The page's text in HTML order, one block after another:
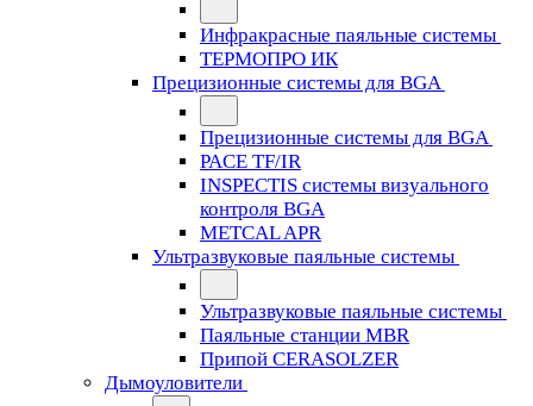
Инфракрасные паяльные системы
ТЕРМОПРО ИК
Прецизионные системы для BGA
Прецизионные системы для BGA
PACE TF/IR
INSPECTIS системы визуального
контроля BGA
METCAL APR
Ультразвуковые паяльные системы
Ультразвуковые паяльные системы
Паяльные станции MBR
Припой CERASOLZER
Дымоуловители